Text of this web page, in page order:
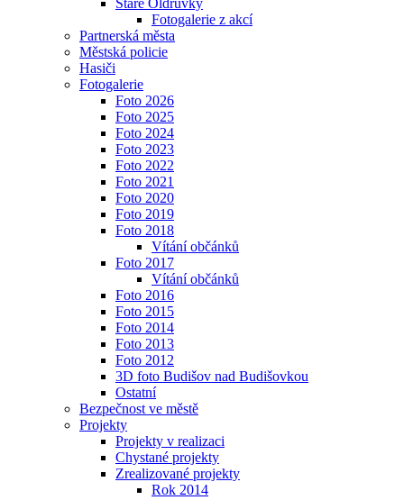
Staré Oldřůvky
Fotogalerie z akcí
Partnerská města
Městská policie
Hasiči
Fotogalerie
Foto 2026
Foto 2025
Foto 2024
Foto 2023
Foto 2022
Foto 2021
Foto 2020
Foto 2019
Foto 2018
Vítání občánků
Foto 2017
Vítání občánků
Foto 2016
Foto 2015
Foto 2014
Foto 2013
Foto 2012
3D foto Budišov nad Budišovkou
Ostatní
Bezpečnost ve městě
Projekty
Projekty v realizaci
Chystané projekty
Zrealizované projekty
Rok 2014